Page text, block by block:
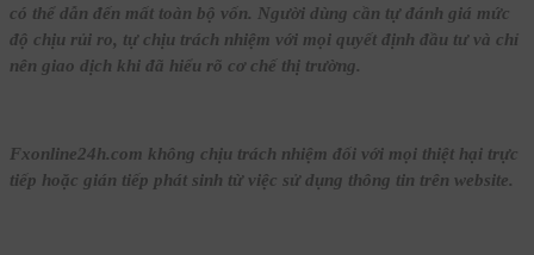
có thể dẫn đến mất toàn bộ vốn. Người dùng cần tự đánh giá mức
độ chịu rủi ro, tự chịu trách nhiệm với mọi quyết định đầu tư và chỉ
nên giao dịch khi đã hiểu rõ cơ chế thị trường.
Fxonline24h.com không chịu trách nhiệm đối với mọi thiệt hại trực
tiếp hoặc gián tiếp phát sinh từ việc sử dụng thông tin trên website.